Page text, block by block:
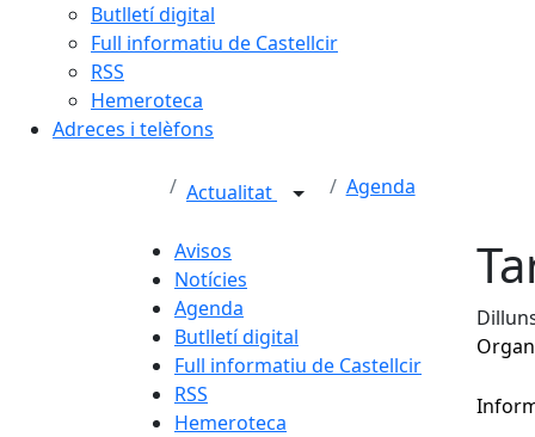
Butlletí digital
Full informatiu de Castellcir
RSS
Hemeroteca
Adreces i telèfons
Actualitat Agenda
Avisos
Notícies
Agenda
Butlletí digital
Full informatiu de Castellcir
RSS
Hemeroteca